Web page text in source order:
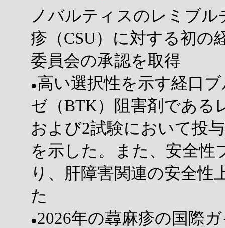
ノバルティスのレミブ
疹（CSU）に対する初の
委員会の承認を取得
●高い選択性を示す経口
ゼ（BTK）阻害剤である
および2試験において投
を示した。また、安全性
り、肝障害関連の安全性
た
●2026年の蕁麻疹の国際